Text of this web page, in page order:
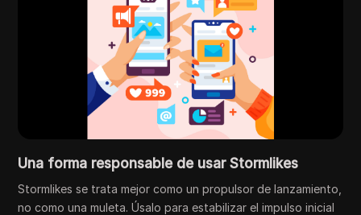
Una forma responsable de usar Stormlikes
Stormlikes se trata mejor como un propulsor de lanzamiento,
no como una muleta. Úsalo para estabilizar el impulso inicial